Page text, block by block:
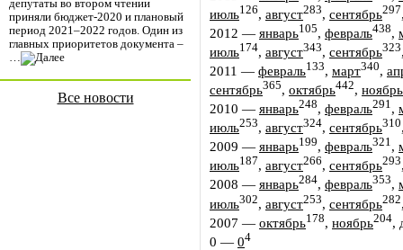
депутаты во втором чтении
приняли бюджет-2020 и плановый
период 2021–2022 годов. Один из
главных приоритетов документа –
…
Все новости
июль126, август283, сентябрь297
2012 — январь105, февраль438,
июль174, август343, сентябрь323
2011 — февраль133, март340,
сентябрь365, октябрь442, ноябрь
2010 — январь248, февраль291,
июль253, август324, сентябрь310
2009 — январь199, февраль321,
июль187, август266, сентябрь293
2008 — январь284, февраль353,
июль302, август253, сентябрь282
2007 — октябрь178, ноябрь204,
0 — 04